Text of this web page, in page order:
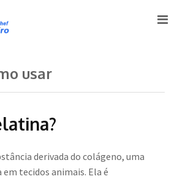
usar
derivada do colágeno, uma
tecidos animais. Ela é